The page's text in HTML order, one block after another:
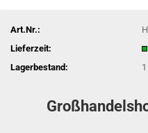
Art.Nr.:
Lieferzeit:
Lagerbestand: